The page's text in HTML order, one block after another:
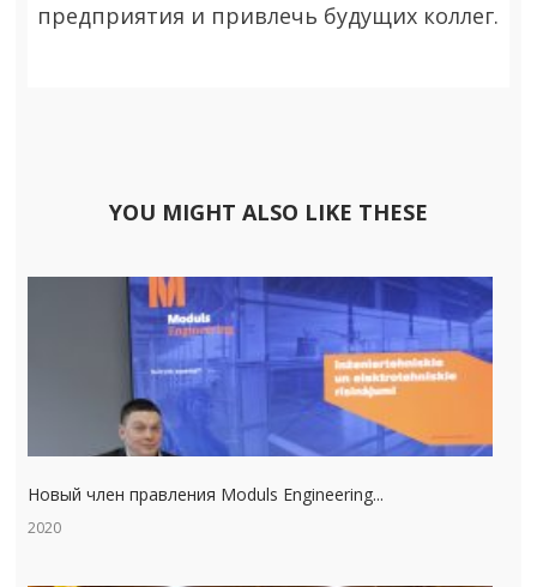
предприятия и привлечь будущих коллег.
YOU MIGHT ALSO LIKE THESE
Новый член правления Moduls Engineering...
2020